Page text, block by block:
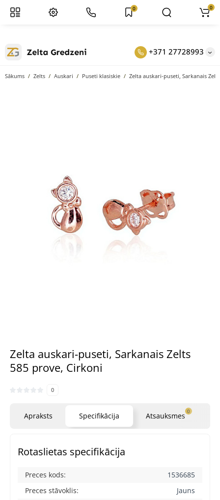
+371 27728993
0 0
Sākums Zelts Auskari Puseti klasiskie Zelta auskari-puseti, Sarkanais
Zelta auskari-puseti, Sarkanais Zelts
585 prove, Cirkoni
0
Apraksts Specifikācija Atsauksmes 0
Rotaslietas specifikācija
Preces kods:
1536685
Preces stāvoklis:
Jauns